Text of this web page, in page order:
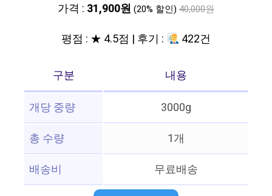
가격 : 31,900원 (20% 할인) 40,000원
평점 : ★ 4.5점 | 후기 : 422건
구분
내용
개당 중량
3000g
총 수량
1개
배송비
무료배송